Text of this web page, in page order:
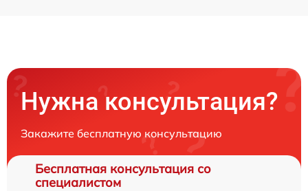
Нужна консультация?
Закажите бесплатную консультацию
Бесплатная консультация со
специалистом